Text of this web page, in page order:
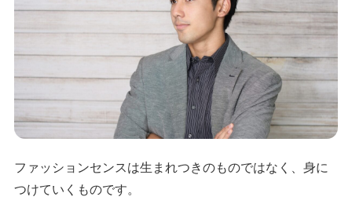
ファッションセンスは生まれつきのものではなく、身に
つけていくものです。